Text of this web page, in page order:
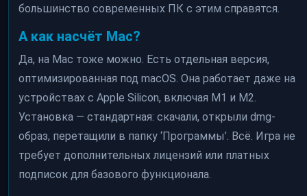
большинство современных ПК с этим справятся.
А как насчёт Mac?
Да, на Mac тоже можно. Есть отдельная версия,
оптимизированная под macOS. Она работает даже на
устройствах с Apple Silicon, включая M1 и M2.
Установка — стандартная: скачали, открыли dmg-
образ, перетащили в папку ‘Программы’. Всё. Игра не
требует дополнительных лицензий или платных
подписок для базового функционала.